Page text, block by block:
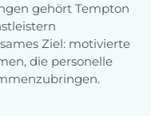
gehört Tempton
Ziel: motivierte
die personelle